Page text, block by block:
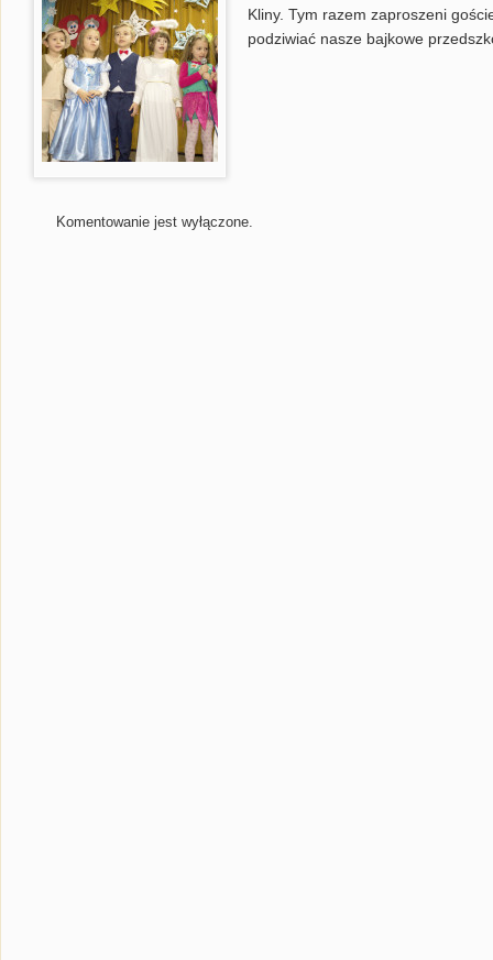
Kliny. Tym razem zaproszeni
podziwiać nasze bajkowe
Komentowanie jest wyłączone.